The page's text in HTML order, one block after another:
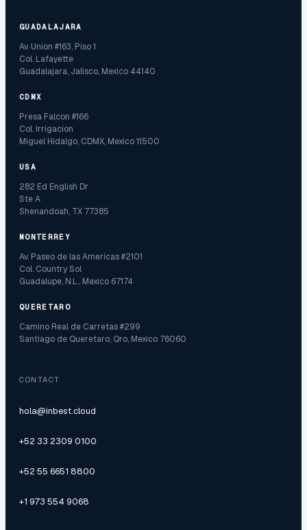
GUADALAJARA
Av. Union #163, Piso 1
Col. Lafayette
Guadalajara, Jalisco, Mexico 44140
CDMX
Presa Falcon #166
Col. Irrigacion
Miguel Hidalgo, CDMX, Mexico 11500
USA
282 Ed English Dr
Ste A
Shenandoah, TX 77385
MONTERREY
Av. Paseo de las Americas #2101
Col. Country Sol
Guadalupe, N.L., Mexico 67174
QUERETARO
Camino Real de Carretas #299
Santiago de Queretaro, Qro, Mexico 76060
CONTACT
hola@inbest.cloud
+52 33 2309 0100
+52 55 6651 8800
+1 973 554 9068